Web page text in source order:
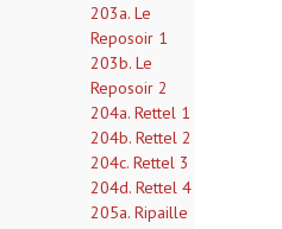
203a. Le
Reposoir 1
203b. Le
Reposoir 2
204a. Rettel 1
204b. Rettel 2
204c. Rettel 3
204d. Rettel 4
205a. Ripaille